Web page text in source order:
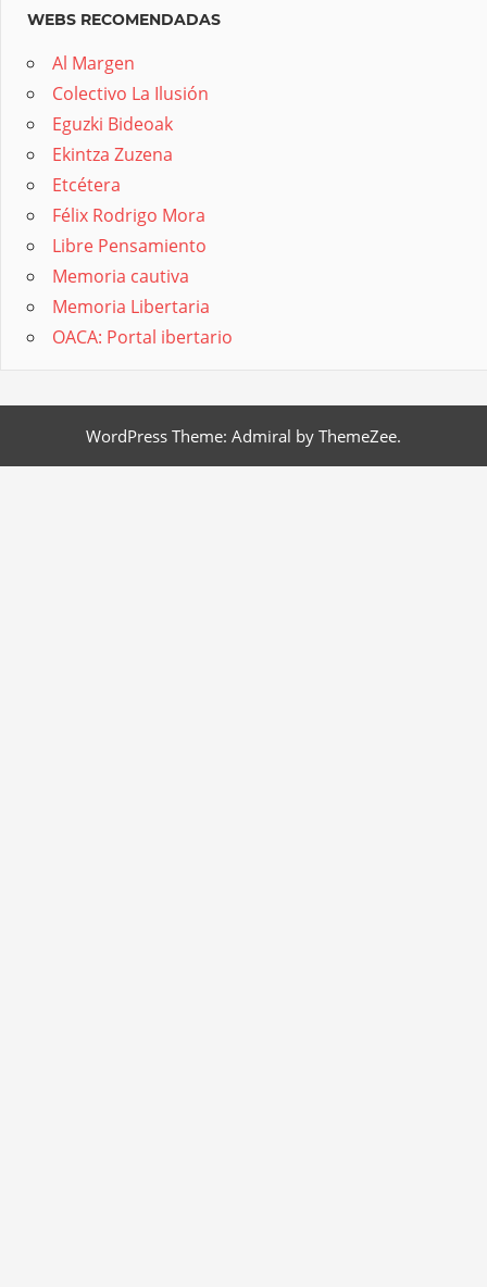
WEBS RECOMENDADAS
Al Margen
Colectivo La Ilusión
Eguzki Bideoak
Ekintza Zuzena
Etcétera
Félix Rodrigo Mora
Libre Pensamiento
Memoria cautiva
Memoria Libertaria
OACA: Portal ibertario
WordPress Theme: Admiral by ThemeZee.